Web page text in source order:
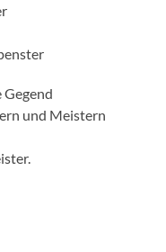
und Meistern